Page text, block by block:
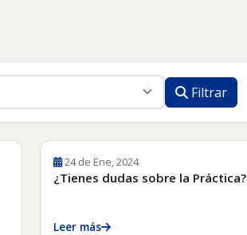
Filtrar
24 de Ene, 2024
¿Tienes dudas sobre la Práctica?
Leer más